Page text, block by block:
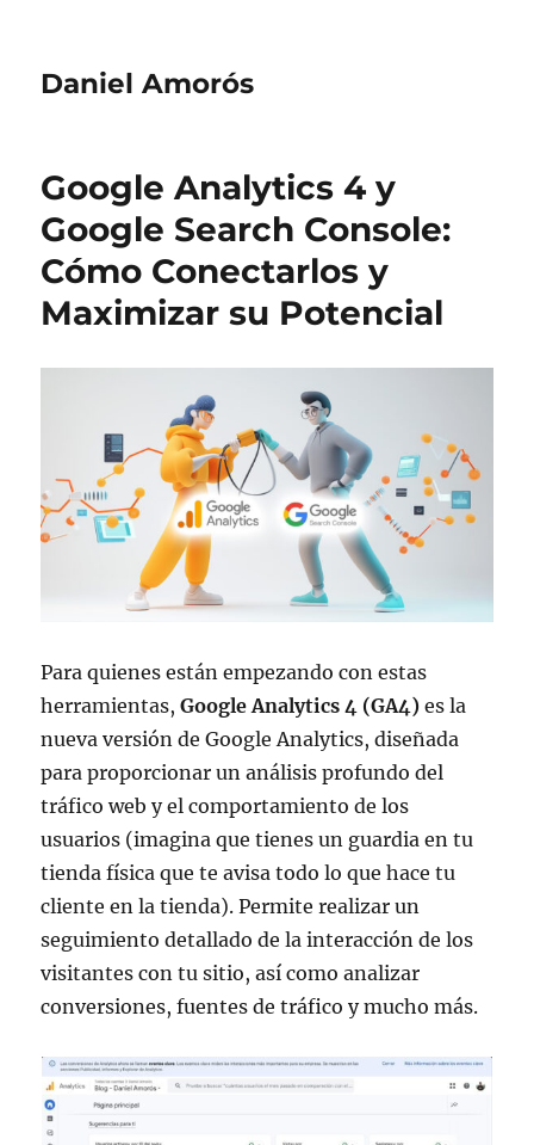
Daniel Amorós
Google Analytics 4 y
Google Search Console:
Cómo Conectarlos y
Maximizar su Potencial
Para quienes están empezando con estas
herramientas,Google Analytics 4 (GA4) es la
nueva versión de Google Analytics, diseñada
para proporcionar un análisis profundo del
tráfico web y el comportamiento de los
usuarios (imagina que tienes un guardia en tu
tienda física que te avisa todo lo que hace tu
cliente en la tienda). Permite realizar un
seguimiento detallado de la interacción de los
visitantes con tu sitio, así como analizar
conversiones, fuentes de tráfico y mucho más.